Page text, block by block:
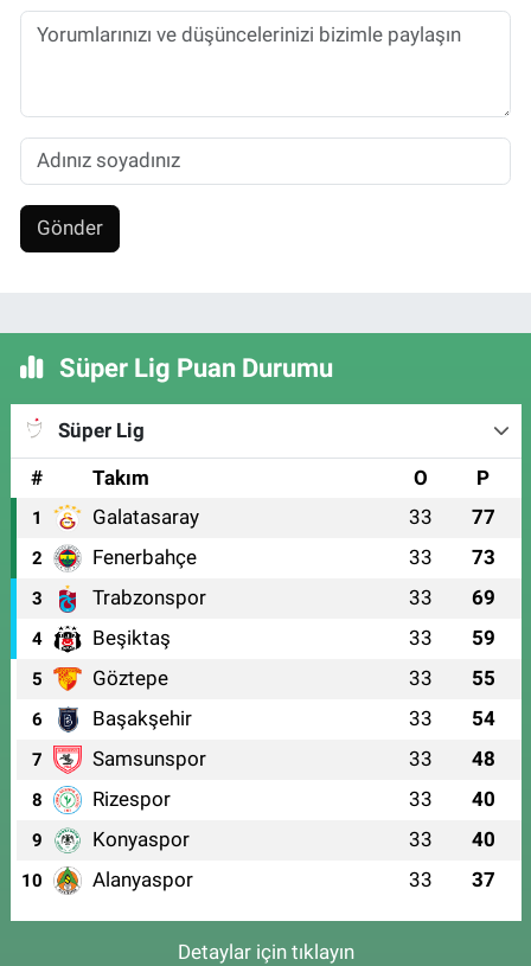
Gönder
Süper Lig Puan Durumu
Süper Lig
#
Takım O P
1 Galatasaray 33 77
2 Fenerbahçe 33 73
3 Trabzonspor 33 69
4 Beşiktaş 33 59
5 Göztepe 33 55
6 Başakşehir 33 54
7 Samsunspor 33 48
8 Rizespor 33 40
9 Konyaspor 33 40
10 Alanyaspor 33 37
Detaylar için tıklayın